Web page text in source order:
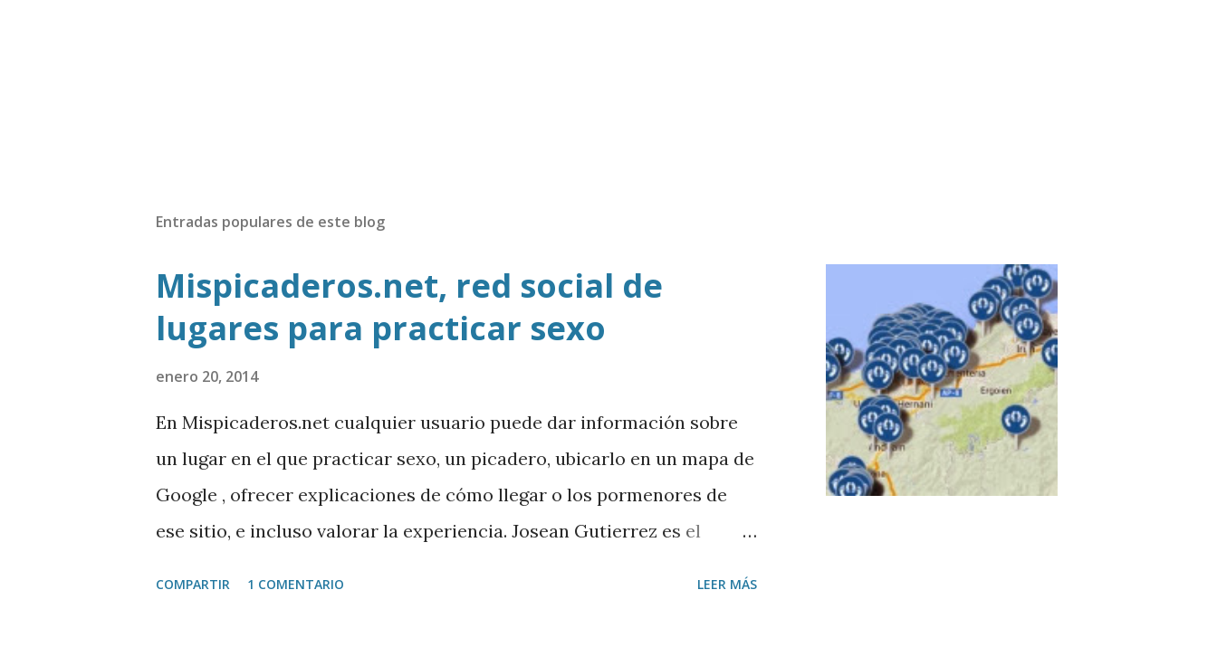
Entradas populares de este blog
Mispicaderos.net, red social de
lugares para practicar sexo
enero 20, 2014
En Mispicaderos.net cualquier usuario puede dar información sobre
un lugar en el que practicar sexo, un picadero, ubicarlo en un mapa de
Google , ofrecer explicaciones de cómo llegar o los pormenores de
ese sitio, e incluso valorar la experiencia. Josean Gutierrez es el
COMPARTIR 1 COMENTARIO LEER MÁS